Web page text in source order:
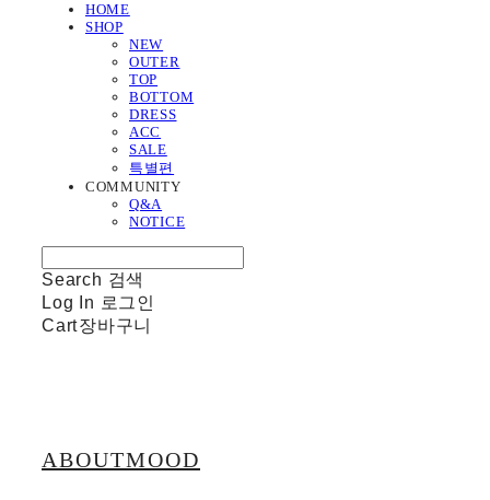
HOME
SHOP
NEW
OUTER
TOP
BOTTOM
DRESS
ACC
SALE
특별편
COMMUNITY
Q&A
NOTICE
Search 검색
Log In 로그인
Cart장바구니
ABOUTMOOD